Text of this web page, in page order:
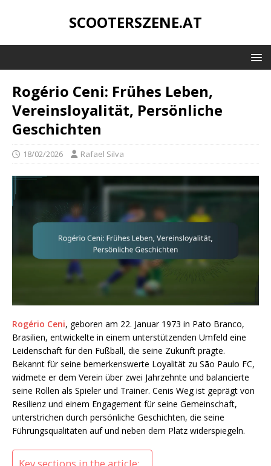
SCOOTERSZENE.AT
Rogério Ceni: Frühes Leben,
Vereinsloyalität, Persönliche
Geschichten
18/02/2026 Rafael Silva
Rogério Ceni, geboren am 22. Januar 1973 in Pato Branco,
Brasilien, entwickelte in einem unterstützenden Umfeld eine
Leidenschaft für den Fußball, die seine Zukunft prägte.
Bekannt für seine bemerkenswerte Loyalität zu São Paulo FC,
widmete er dem Verein über zwei Jahrzehnte und balancierte
seine Rollen als Spieler und Trainer. Cenis Weg ist geprägt von
Resilienz und einem Engagement für seine Gemeinschaft,
unterstrichen durch persönliche Geschichten, die seine
Führungsqualitäten auf und neben dem Platz widerspiegeln.